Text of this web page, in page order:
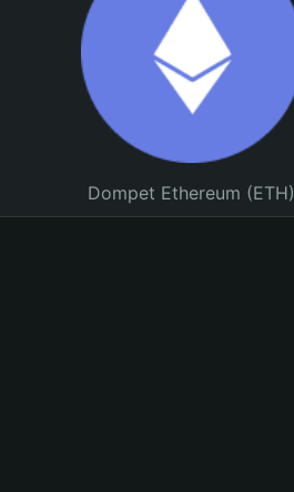
Dompet Ethereum (ETH)